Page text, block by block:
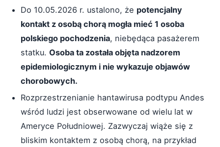
Do 10.05.2026 r. ustalono, że potencjalny
kontakt z osobą chorą mogła mieć 1 osoba
polskiego pochodzenia, niebędąca pasażerem
statku. Osoba ta została objęta nadzorem
epidemiologicznym i nie wykazuje objawów
chorobowych.
Rozprzestrzenianie hantawirusa podtypu Andes
wśród ludzi jest obserwowane od wielu lat w
Ameryce Południowej. Zazwyczaj wiąże się z
bliskim kontaktem z osobą chorą, na przykład